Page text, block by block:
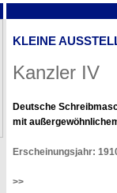
KLEINE
Kanzler IV
Deutsche
mit
Erscheinungsjahr:
>>